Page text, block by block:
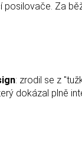
Za
: zrodil se z
dokázal plně